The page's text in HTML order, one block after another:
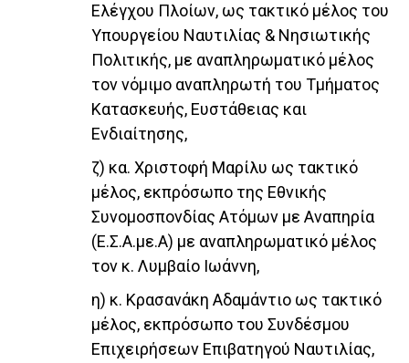
Ελέγχου Πλοίων, ως τακτικό μέλος του
Υπουργείου Ναυτιλίας & Νησιωτικής
Πολιτικής, με αναπληρωματικό μέλος
τον νόμιμο αναπληρωτή του Τμήματος
Κατασκευής, Ευστάθειας και
Ενδιαίτησης,
ζ) κα. Χριστοφή Μαρίλυ ως τακτικό
μέλος, εκπρόσωπο της Εθνικής
Συνομοσπονδίας Ατόμων με Αναπηρία
(Ε.Σ.Α.με.Α) με αναπληρωματικό μέλος
τον κ. Λυμβαίο Ιωάννη,
η) κ. Κρασανάκη Αδαμάντιο ως τακτικό
μέλος, εκπρόσωπο του Συνδέσμου
Επιχειρήσεων Επιβατηγού Ναυτιλίας,